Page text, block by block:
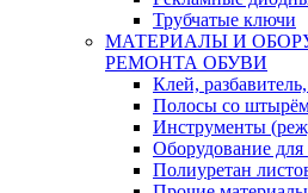
Трубчатые ключи
МАТЕРИАЛЫ И
РЕМОНТА ОБУВИ
Клей,
Полосы со
Инструменты
Оборудование для
Полиуретан